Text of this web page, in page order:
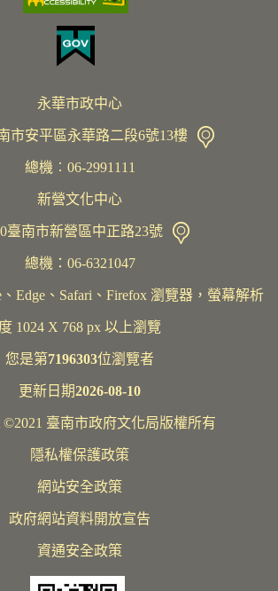
永華市政中心
市安平區永華路二段6號13樓
總機︰06-2991111
新營文化中心
臺南市新營區中正路23號
總機：06-6321047
Edge、Safari、Firefox 瀏覽器，螢幕解析
度 1024 X 768 px 以上瀏覽
您是第7196303位瀏覽者
更新日期2026-08-10
©2021 臺南市政府文化局版權所有
隱私權保護政策
網站安全政策
政府網站資料開放宣告
資通安全政策